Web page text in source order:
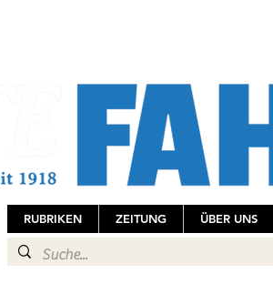
RUBRIKEN ZEITUNG ÜBER UNS